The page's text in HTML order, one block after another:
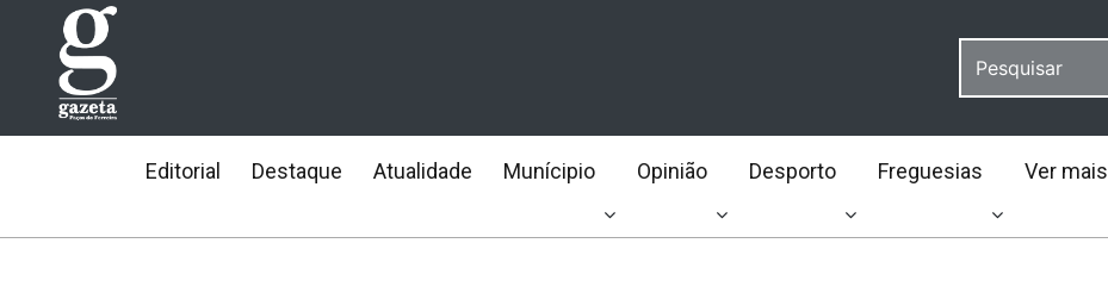
Editorial Destaque Atualidade Munícipio Opinião Desporto Freguesias Ver mais